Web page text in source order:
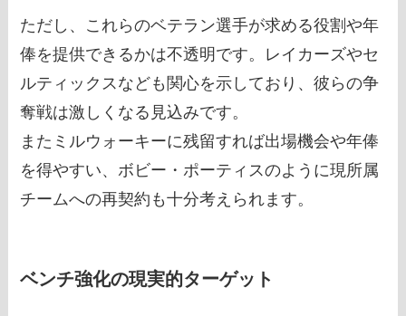
ただし、これらのベテラン選手が求める役割や年
俸を提供できるかは不透明です。レイカーズやセ
ルティックスなども関心を示しており、彼らの争
奪戦は激しくなる見込みです。
またミルウォーキーに残留すれば出場機会や年俸
を得やすい、ボビー・ポーティスのように現所属
チームへの再契約も十分考えられます。
ベンチ強化の現実的ターゲット